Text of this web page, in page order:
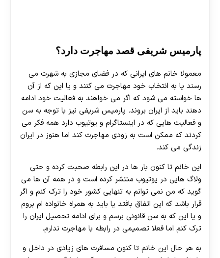
پارمیس شریفی قصد مهاجرت دارد؟
معمولا خانم های ایرانی که در فضای مجازی به شهرت می
رسند یا به انتخاب خود مهاجرت می کنند و یا این که از آن
ها خواسته می شود که اگر می خواهند به فعالیت خود ادامه
دهند باید از ایران بروند. پارمیس شریفی نیز با توجه به سن
و فعالیت هایی که در اینستاگرام و یوتیوب دارد همه فکر می
کردند که ممکن است به زودی مهاجرت کند اما هنوز در ایران
زندگی می کند.
این خانم تا کنون بار ها در این رابطه صحبت کرده و حتی
ولاگ هایی در یوتیوب منتشر کرده است و در همه آن ها می
گوید که من نمی توانم به تنهایی کشور خود را ترک کنم و اگر
قرار باشد که این اتفاق بافتد یا باید به همراه خانواده ام بروم
و یا این که به سن قانونی برسم و برای ادامه تحصیل ایران را
ترک کنم اما فعلا تصمیمی در رابطه با مهاجرت ندارم.
به هر حال این خانم تا کنون مسافرت های زیادی در داخل و